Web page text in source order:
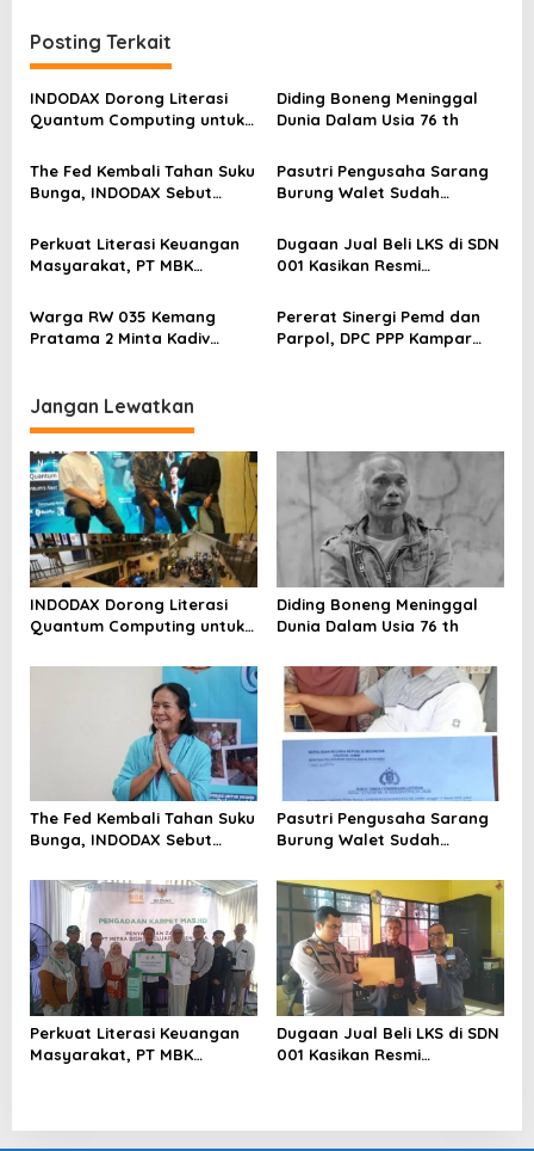
a
s
i
o
s
Posting Terkait
INDODAX Dorong Literasi
Quantum Computing untuk
Blockchain
Diding Boneng Meninggal
Dunia Dalam Usia 76 th
The Fed Kembali Tahan Suku
Bunga, INDODAX Sebut
Sentimen Pasar
Pasutri Pengusaha Sarang
Burung Walet Sudah
Pelapor Desak Polda Jambi
Segera Lakukan Penahanan
Perkuat Literasi Keuangan
Masyarakat, PT MBK
Karpet Masjid di Pakuhaji
Dugaan Jual Beli LKS di SDN
001 Kasikan Resmi
Kampar, Pemred – Pimum
Metroterkini.id Desak Usut
Kasus Ini
Warga RW 035 Kemang
Pratama 2 Minta Kadiv
Metro Bekasi Kota
Pererat Sinergi Pemd dan
Parpol, DPC PPP Kampar
Jangan Lewatkan
INDODAX Dorong Literasi
Quantum Computing untuk
Blockchain
Diding Boneng Meninggal
Dunia Dalam Usia 76 th
The Fed Kembali Tahan Suku
Bunga, INDODAX Sebut
Sentimen Pasar
Pasutri Pengusaha Sarang
Burung Walet Sudah
Pelapor Desak Polda Jambi
Segera Lakukan Penahanan
Perkuat Literasi Keuangan
Masyarakat, PT MBK
Dugaan Jual Beli LKS di SDN
001 Kasikan Resmi